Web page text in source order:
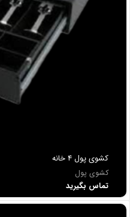
کشوی پول 4 خانه
کشوی پول
تماس بگیرید